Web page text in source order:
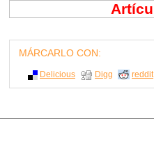
MÁRCARLO CON:
Delicious Digg reddit